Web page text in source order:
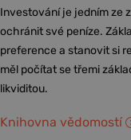
Investování je jedním ze
ochránit své peníze.
preference a stanovit si
měl počítat se třemi
likviditou.
Knihovna vědomostí